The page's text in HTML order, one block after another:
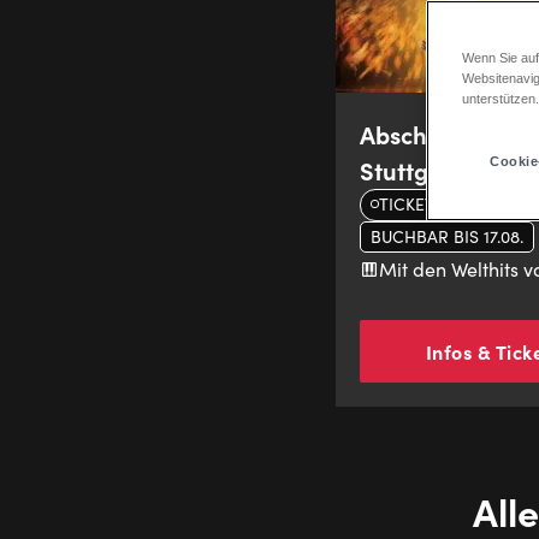
Stuttgart
TICKETS AB 45 €*
BUCHBAR BIS 17.08.
Mit den Welthits
Infos &
Wenn Sie
unterstützen.